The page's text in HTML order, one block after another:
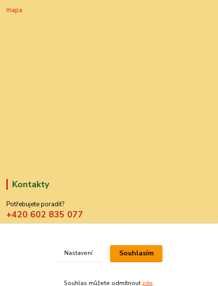
mapa
Kontakty
Potřebujete poradit?
+420 602 835 077
Nastavení Souhlasím
Souhlas můžete odmítnout zde.